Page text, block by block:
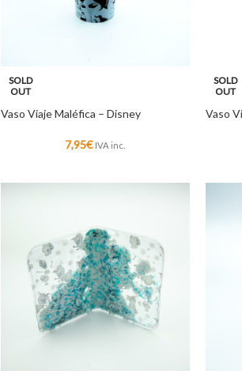
SOLD
OUT
Vaso Viaje Maléfica – Disney
7,95€ IVA inc.
SOLD
OUT
Vaso